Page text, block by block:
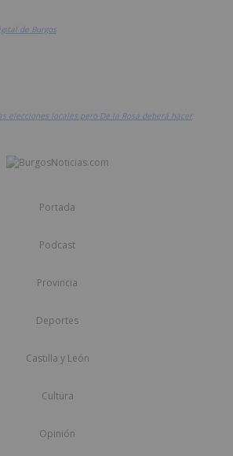
de Burgos
elecciones locales pero De la Rosa deberá hacer
Portada
Podcast
Provincia
Deportes
Castilla y León
Cultura
Opinión